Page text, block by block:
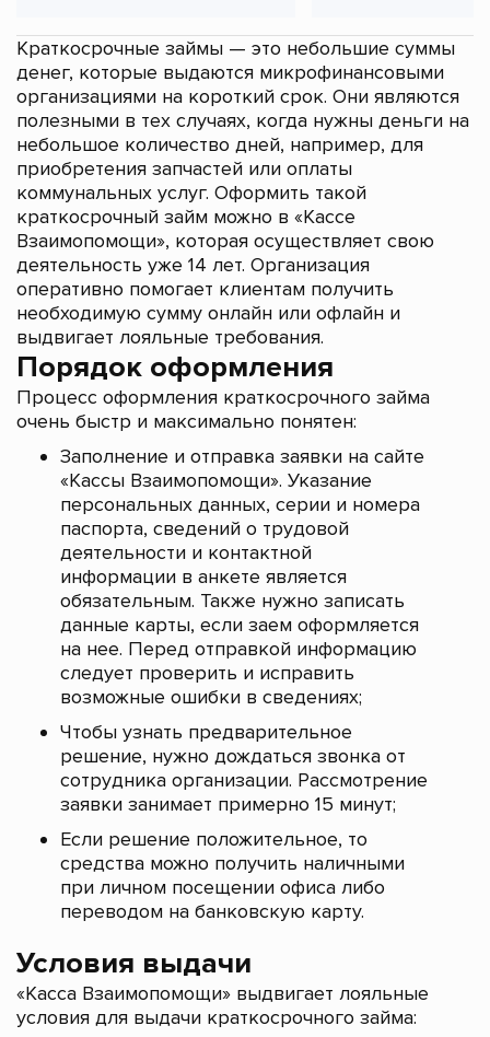
Краткосрочные займы — это небольшие суммы
денег, которые выдаются микрофинансовыми
организациями на короткий срок. Они являются
полезными в тех случаях, когда нужны деньги на
небольшое количество дней, например, для
приобретения запчастей или оплаты
коммунальных услуг. Оформить такой
краткосрочный займ можно в «Кассе
Взаимопомощи», которая осуществляет свою
деятельность уже 14 лет. Организация
оперативно помогает клиентам получить
необходимую сумму онлайн или офлайн и
выдвигает лояльные требования.
Порядок оформления
Процесс оформления краткосрочного займа
очень быстр и максимально понятен:
Заполнение и отправка заявки на сайте
«Кассы Взаимопомощи». Указание
персональных данных, серии и номера
паспорта, сведений о трудовой
деятельности и контактной
информации в анкете является
обязательным. Также нужно записать
данные карты, если заем оформляется
на нее. Перед отправкой информацию
следует проверить и исправить
возможные ошибки в сведениях;
Чтобы узнать предварительное
решение, нужно дождаться звонка от
сотрудника организации. Рассмотрение
заявки занимает примерно 15 минут;
Если решение положительное, то
средства можно получить наличными
при личном посещении офиса либо
переводом на банковскую карту.
Условия выдачи
«Касса Взаимопомощи» выдвигает лояльные
условия для выдачи краткосрочного займа: